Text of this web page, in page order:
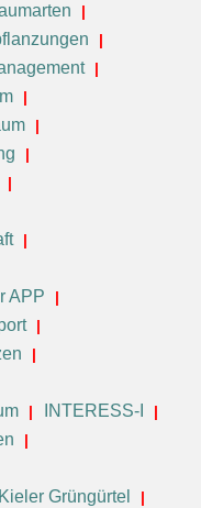
APP
INTERESS-I
Kieler Grüngürtel